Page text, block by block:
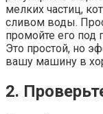
мелких частиц,
сливом воды.
промойте его под
Это простой, но
вашу машину в
2.